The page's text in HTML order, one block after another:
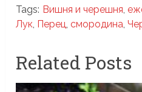
Tags: Вишня и черешня,
Лук, Перец,смородина,
Related Posts